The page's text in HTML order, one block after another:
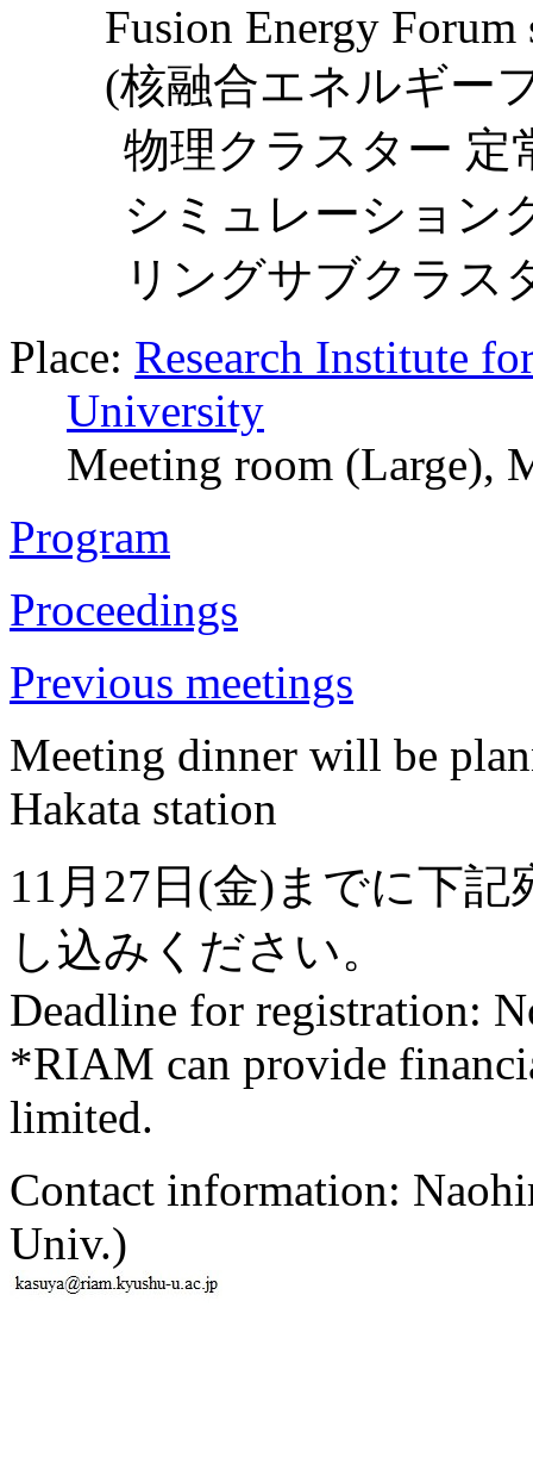
Fusion Energy Forum
(核融合エネルギー
物理クラスター 定
シミュレーション
リングサブクラス
Place: Research Institute
University
Meeting room (Large),
Program
Proceedings
Previous meetings
Meeting dinner will be
Hakata station
11月27日(金)までに下
し込みください。
Deadline for registration:
*RIAM can provide
limited.
Contact information:
Univ.)